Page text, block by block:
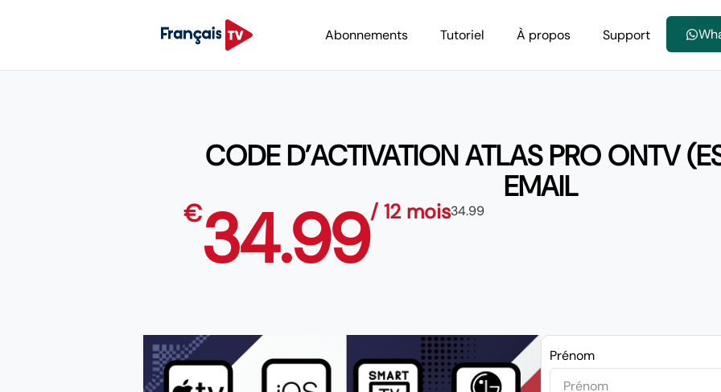
Abonnements Tutoriel À propos Support
CODE D’ACTIVATION ATLAS PRO ONTV
EMAIL
€34.99/ 12 mois34.99
Prénom